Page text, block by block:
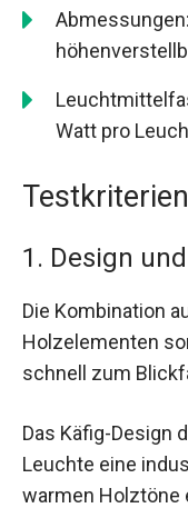
Watt pro
Testkriterien
1. Design
Die Kombination
Holzelementen
schnell zum
Das Käfig-Design
Leuchte eine
warmen Holztöne